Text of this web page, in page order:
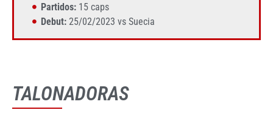
Partidos:15 caps
Debut:25/02/2023 vs Suecia
TALONADORAS